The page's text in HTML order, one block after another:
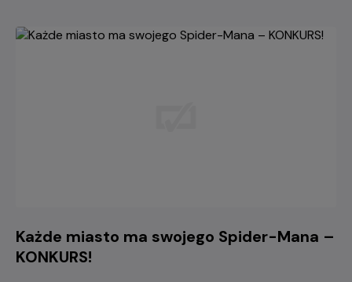
Każde miasto ma swojego Spider-Mana –
KONKURS!